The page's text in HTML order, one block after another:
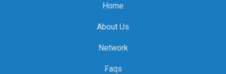
Home
About Us
Network
Faqs